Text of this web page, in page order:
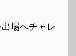
出場へチャレ